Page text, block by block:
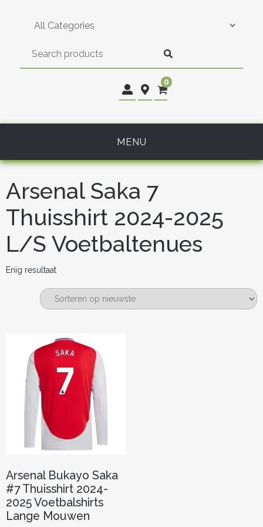
0
MENU
Arsenal Saka 7
Thuisshirt 2024-2025
L/S Voetbaltenues
Enig resultaat
Arsenal Bukayo Saka
#7 Thuisshirt 2024-
2025 Voetbalshirts
Lange Mouwen